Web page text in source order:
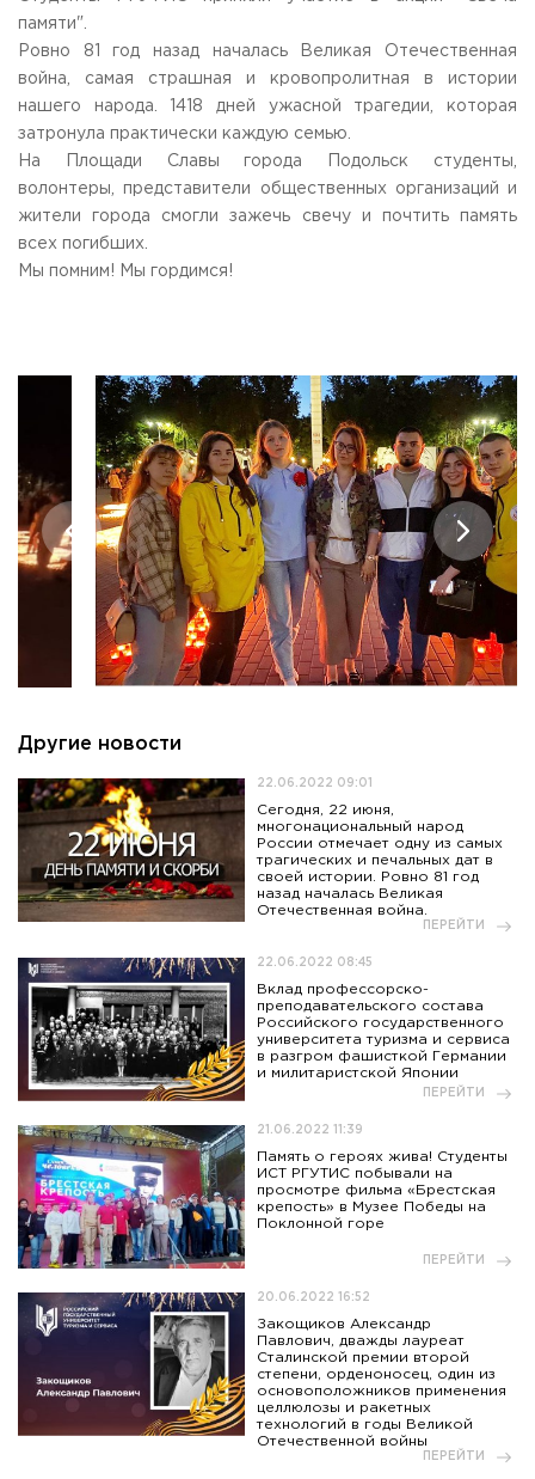
Научная деятельность
Дополнительное образование
Федеральный ресурсный центр
Федеральное учебно-методическое объединение в
Федеральное учебно-методическое объединение в
Сведения об образовательной
АДРЕС
141221, Московская обл.,Городской округ Пушкинский,
ТЕЛЕФОНЫ
+7 (495) 940 83 00
obrashenia@rguts.ru
priem@rguts.ru - Приемная комиссия
ГРАФИК И РЕЖИМ РАБОТЫ
пн-чт: с 09:00 до 18:00;
пт: с 09:00 до 16:45;
сб-вс: выходной
Приемная комиссия
пн-пт: с 10:00 до 17:00;
сб: с 10:00 до 15:30;
вс: выходной.
памяти".
Ровно 81 год назад началась Великая Отечественная
война, самая страшная и кровопролитная в истории
нашего народа. 1418 дней ужасной трагедии, которая
затронула практически каждую семью.
На Площади Славы города Подольск студенты,
волонтеры, представители общественных организаций и
жители города смогли зажечь свечу и почтить память
всех погибших.
Мы помним! Мы гордимся!
Другие новости
22.06.2022 09:01
Сегодня, 22 июня,
многонациональный народ
России отмечает одну из самых
трагических и печальных дат в
своей истории. Ровно 81 год
назад началась Великая
Отечественная война.
ПЕРЕЙТИ
22.06.2022 08:45
Вклад профессорско-
преподавательского состава
Российского государственного
университета туризма и сервиса
в разгром фашисткой Германии
и милитаристской Японии
ПЕРЕЙТИ
21.06.2022 11:39
Память о героях жива! Студенты
ИСТ РГУТИС побывали на
просмотре фильма «Брестская
крепость» в Музее Победы на
Поклонной горе
ПЕРЕЙТИ
20.06.2022 16:52
Закощиков Александр
Павлович, дважды лауреат
Сталинской премии второй
степени, орденоносец, один из
основоположников применения
целлюлозы и ракетных
технологий в годы Великой
Отечественной войны
ПЕРЕЙТИ